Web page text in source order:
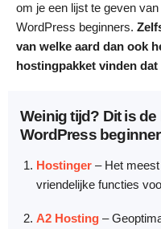
om je een lijst te geven
WordPress beginners.
van welke aard dan ook
hostingpakket vinden
Weinig tijd? Dit is
WordPress
Hostinger – Het
vriendelijke functies
A2 Hosting –